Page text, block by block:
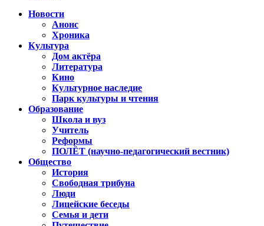
Новости
Анонс
Хроника
Культура
Дом актёра
Литература
Кино
Культурное наследие
Парк культуры и чтения
Образование
Школа и вуз
Учитель
Реформы
ПОЛЁТ (научно-педагогический вестник)
Общество
История
Свободная трибуна
Люди
Лицейские беседы
Семья и дети